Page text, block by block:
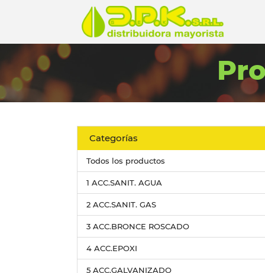
Categorías
Todos los productos
1 ACC.SANIT. AGUA
2 ACC.SANIT. GAS
3 ACC.BRONCE ROSCADO
4 ACC.EPOXI
5 ACC.GALVANIZADO